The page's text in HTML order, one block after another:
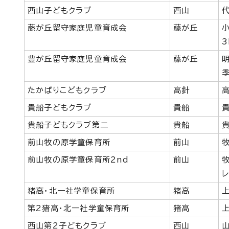
西山子どもクラブ 西山
藤が丘留守家庭児童育成会 藤が丘
豊が丘留守家庭児童育成会 藤が丘
たかばりこどもクラブ 高針
貴船子どもクラブ 貴船
貴船子どもクラブ第二 貴船
前山牧の原学童保育所 前山
前山牧の原学童保育所2nd 前山
猪高・北一社学童保育所 猪高
第2猪高・北一社学童保育所 猪高
西山第2子どもクラブ 西山